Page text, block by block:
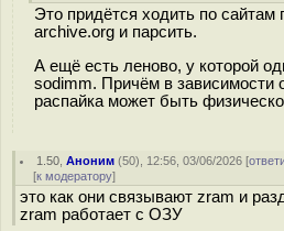
Это придётся ходить по сайтам
archive.org и парсить.
А ещё есть леново, у которой
sodimm. Причём в зависимости
распайка может быть
1.50 ,Аноним (50), 12:56, 03/06/2026 [
[к модератору]
это как они связывают zram и
zram работает с ОЗУ